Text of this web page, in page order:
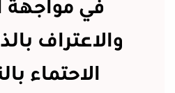
في مواجهة
والاعتراف
الاحتماء